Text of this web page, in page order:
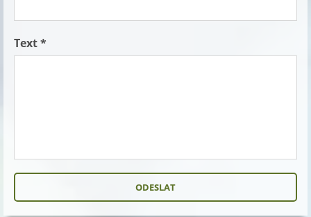
Text *